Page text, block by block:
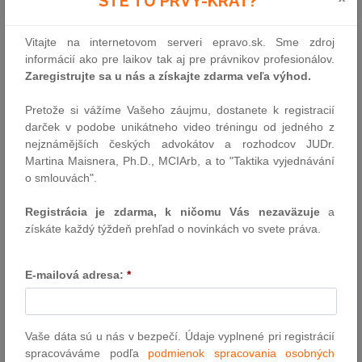
Pomenované zmluvné typy v Občianskom alebo Obchodnom…
Autor: Mgr. Štefan Palkovič (Eversheds Sutherland)
Rozsudok Európskeho súdu pre ľudské
práva v prípade neprimeranej dĺžky súdneho
konania
Európsky súd pre ľudské práva (ESĽP) 14. decembra 2023
vyhlásil rozsudok v prípade Fúrová a Nevedelová proti Slovenskej
1 Dohovoru o ochrane ľudských práv a základných slobôd.
Vitajte na internetovom serveri epravo.sk. Sme zdroj
informácií ako pre laikov tak aj pre právnikov profesionálov.
Zaregistrujte sa u nás a získajte zdarma veľa výhod.
Pretože si vážíme Vašeho záujmu, dostanete k registracií
darček v podobe unikátneho video tréningu od jedného z
nejznámějších českých advokátov a rozhodcov JUDr.
Martina Maisnera, Ph.D., MCIArb, a to "Taktika vyjednávání
o smlouvách".
Registrácia je zdarma, k ničomu Vás nezaväzujea
získáte každý týždeň prehľad o novinkách vo svete práva.
E-mailová adresa: *
Vaše dáta sú u nás v bezpečí. Údaje vyplnené pri registrácií
spracováváme podľa podmienok spracovania osobných